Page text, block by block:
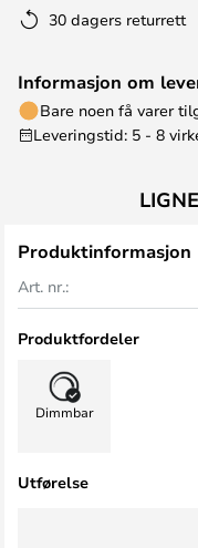
30 dagers returrett
Informasjon om
Bare noen få varer
Leveringstid: 5 - 8
Produktinformasjon
Art. nr.:
Produktfordeler
Dimmbar
Utførelse